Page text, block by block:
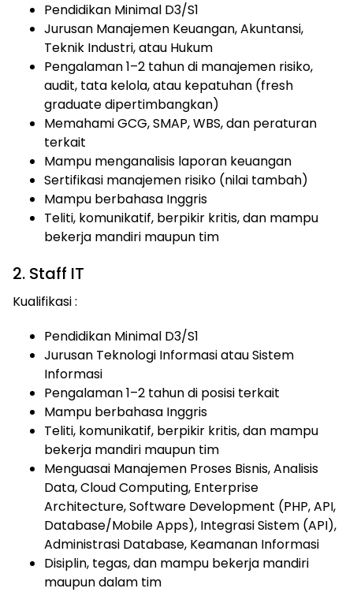
Pendidikan Minimal D3/S1
Jurusan Manajemen Keuangan, Akuntansi,
Teknik Industri, atau Hukum
Pengalaman 1–2 tahun di manajemen risiko,
audit, tata kelola, atau kepatuhan (fresh
graduate dipertimbangkan)
Memahami GCG, SMAP, WBS, dan peraturan
terkait
Mampu menganalisis laporan keuangan
Sertifikasi manajemen risiko (nilai tambah)
Mampu berbahasa Inggris
Teliti, komunikatif, berpikir kritis, dan mampu
bekerja mandiri maupun tim
2. Staff IT
Kualifikasi :
Pendidikan Minimal D3/S1
Jurusan Teknologi Informasi atau Sistem
Informasi
Pengalaman 1–2 tahun di posisi terkait
Mampu berbahasa Inggris
Teliti, komunikatif, berpikir kritis, dan mampu
bekerja mandiri maupun tim
Menguasai Manajemen Proses Bisnis, Analisis
Data, Cloud Computing, Enterprise
Architecture, Software Development (PHP, API,
Database/Mobile Apps), Integrasi Sistem (API),
Administrasi Database, Keamanan Informasi
Disiplin, tegas, dan mampu bekerja mandiri
maupun dalam tim